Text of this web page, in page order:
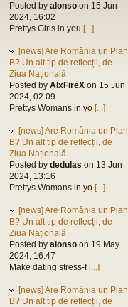
Posted by alonso on 15 Jun
2024, 16:02
Prettys Girls in you [...]
[news] Are România un Plan
B? Un alt tip de reflecții, de
Ziua Națională
Posted by AlxFireX on 15 Jun
2024, 02:09
Prettys Womans in yo [...]
[news] Are România un Plan
B? Un alt tip de reflecții, de
Ziua Națională
Posted by dedulas on 13 Jun
2024, 13:16
Prettys Womans in yo [...]
[news] Are România un Plan
B? Un alt tip de reflecții, de
Ziua Națională
Posted by alonso on 19 May
2024, 16:47
Make dating stress-f [...]
[news] Are România un Plan
B? Un alt tip de reflecții, de